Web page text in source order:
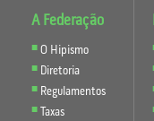
A Federação
O Hipismo
Diretoria
Regulamentos
Taxas